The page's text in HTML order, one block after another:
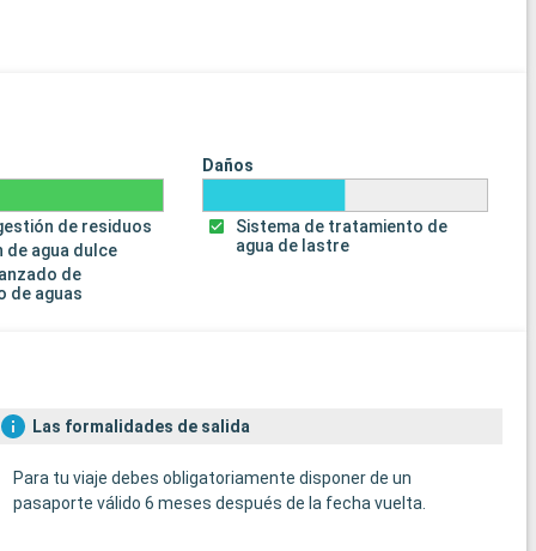
de residuos
de agua dulce
de
de aguas
Daños
Sistema de tratamiento de
agua de lastre
Las formalidades de salida
Para tu viaje debes obligatoriamente disponer de un
pasaporte válido 6 meses después de la fecha vuelta.